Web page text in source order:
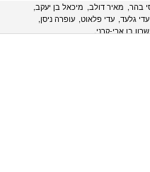
בהר מאיר דולב מיכאל בן יעקב
עדי גלעד עדי פלאוט עופרה ניסן
שרון בן ארי-קרני